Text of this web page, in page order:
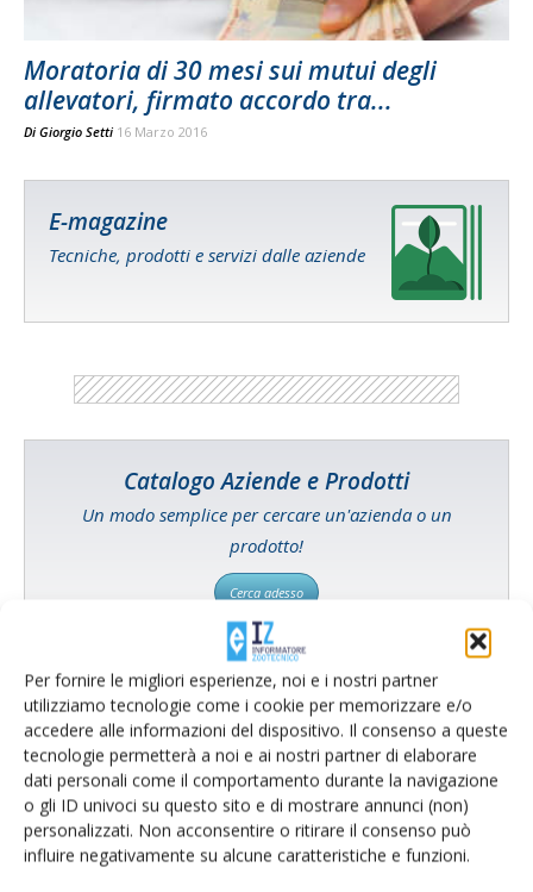
Per fornire le migliori esperienze, noi e i nostri partner
utilizziamo tecnologie come i cookie per memorizzare e/o
accedere alle informazioni del dispositivo. Il consenso a queste
tecnologie permetterà a noi e ai nostri partner di elaborare
dati personali come il comportamento durante la navigazione
o gli ID univoci su questo sito e di mostrare annunci (non)
personalizzati. Non acconsentire o ritirare il consenso può
influire negativamente su alcune caratteristiche e funzioni.
Moratoria di 30 mesi sui mutui degli
allevatori, firmato accordo tra...
Di Giorgio Setti 16 Marzo 2016
E-magazine
Tecniche, prodotti e servizi dalle aziende
Catalogo Aziende e Prodotti
Un modo semplice per cercare un'azienda o un
prodotto!
Cerca adesso
L'Esperto risponde
I consigli di Terra e Vita agli agricoltori
Cerca adesso